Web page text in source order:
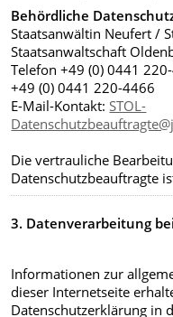
Behördliche
Staatsanwältin Neufert /
Staatsanwaltschaft
Telefon +49 (0) 0441
+49 (0) 0441 220-4466
E-Mail-Kontakt:STOL-
Die vertrauliche
Datenschutzbeauftragte
3. Datenverarbeitung
Informationen zur
dieser Internetseite
Datenschutzerklärung in